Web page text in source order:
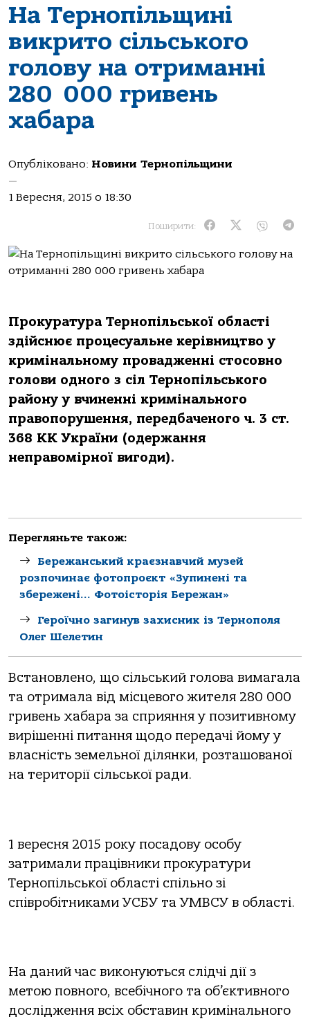
На Тернопільщині
викрито сільського
голову на отриманні
280 000 гривень
хабара
Опубліковано: Новини Тернопільщини
—
1 Вересня, 2015 о 18:30
Поширити:
Прокуратура Тернопільської області
здійснює процесуальне керівництво у
кримінальному провадженні стосовно
голови одного з сіл Тернопільського
району у вчиненні кримінального
правопорушення, передбаченого ч. 3 ст.
368 КК України (одержання
неправомірної вигоди).
Перегляньте також:
Бережанський краєзнавчий музей
розпочинає фотопроєкт «Зупинені та
збережені… Фотоісторія Бережан»
Героїчно загинув захисник із Тернополя
Олег Шелетин
Встановлено, що сільський голова вимагала
та отримала від місцевого жителя 280 000
гривень хабара за сприяння у позитивному
вирішенні питання щодо передачі йому у
власність земельної ділянки, розташованої
на території сільської ради.
1 вересня 2015 року посадову особу
затримали працівники прокуратури
Тернопільської області спільно зі
співробітниками УСБУ та УМВСУ в області.
На даний час виконуються слідчі дії з
метою повного, всебічного та об’єктивного
дослідження всіх обставин кримінального